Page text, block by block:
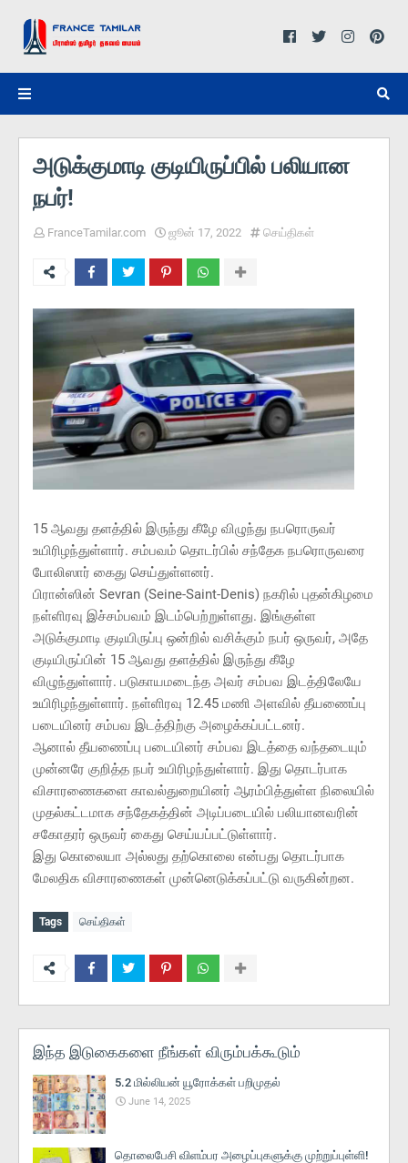
அடுக்குமாடி குடியிருப்பில் பலியான
நபர்!
FranceTamilar.com ஜூன் 17, 2022 செய்திகள்
15 ஆவது தளத்தில் இருந்து கீழே விழுந்து நபரொருவர்
உயிரிழந்துள்ளார். சம்பவம் தொடர்பில் சந்தேக நபரொருவரை
போலிஸார் கைது செய்துள்ளனர்.
பிரான்ஸின் Sevran (Seine-Saint-Denis) நகரில் புதன்கிழமை
நள்ளிரவு இச்சம்பவம் இடம்பெற்றுள்ளது. இங்குள்ள
அடுக்குமாடி குடியிருப்பு ஒன்றில் வசிக்கும் நபர் ஒருவர், அதே
குடியிருப்பின் 15 ஆவது தளத்தில் இருந்து கீழே
விழுந்துள்ளார். படுகாயமடைந்த அவர் சம்பவ இடத்திலேயே
உயிரிழந்துள்ளார். நள்ளிரவு 12.45 மணி அளவில் தீயணைப்பு
படையினர் சம்பவ இடத்திற்கு அழைக்கப்பட்டனர்.
ஆனால் தீயணைப்பு படையினர் சம்பவ இடத்தை வந்தடையும்
முன்னரே குறித்த நபர் உயிரிழந்துள்ளார். இது தொடர்பாக
விசாரணைகளை காவல்துறையினர் ஆரம்பித்துள்ள நிலையில்
முதல்கட்டமாக சந்தேகத்தின் அடிப்படையில் பலியானவரின்
சகோதரர் ஒருவர் கைது செய்யப்பட்டுள்ளார்.
இது கொலையா அல்லது தற்கொலை என்பது தொடர்பாக
மேலதிக விசாரணைகள் முன்னெடுக்கப்பட்டு வருகின்றன.
Tags செய்திகள்
இந்த இடுகைகளை நீங்கள் விரும்பக்கூடும்
5.2 மில்லியன் யூரோக்கள் பறிமுதல்
June 14, 2025
தொலைபேசி விளம்பர அழைப்புகளுக்கு முற்றுப்புள்ளி!